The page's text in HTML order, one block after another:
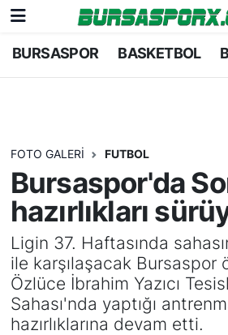
BURSASPOR BASKETBOL
FOTO GALERI FUTBOL
Bursaspor'da
hazırlıkları
Ligin 37. Haftasında
ile karşılaşacak Bursaspor
Özlüce İbrahim Yazıcı
Sahası'nda yaptığı
hazırlıklarına devam etti.
Bursaspor
Basketbol
Bursa Amatör
Voleybol
Genel
Bursa Nöbetçi Eczaneler
Bursa Namaz Vakitleri
Bursa Trafik Yoğunluk
TFF 1.Lig Puan Durumu ve
Tüm Manşetler
Son Dakika Haberleri